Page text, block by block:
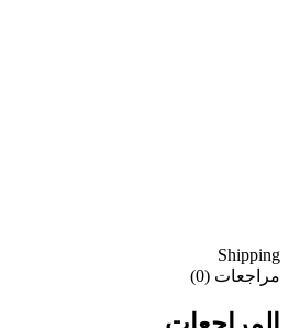
Shipping
مراجعات (0)